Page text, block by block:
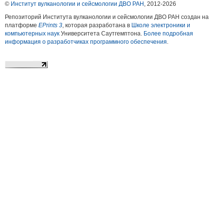
© Институт вулканологии и сейсмологии ДВО РАН , 2012-2026
Репозиторий Института вулканологии и сейсмологии ДВО РАН создан на
платформе EPrints 3, которая разработана в Школе электроники и
компьютерных наук Университета Саутгемптона. Более подробная
информация о разработчиках программного обеспечения.